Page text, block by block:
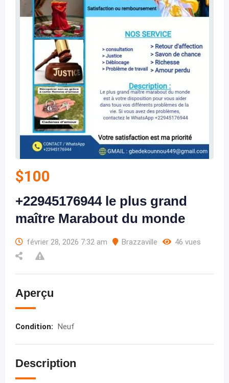
$100
+22945176944 le plus grand
maître Marabout du monde
février 28, 2026 7:32 am Brazzaville 46 vues
Aperçu
Condition: Neuf
Description